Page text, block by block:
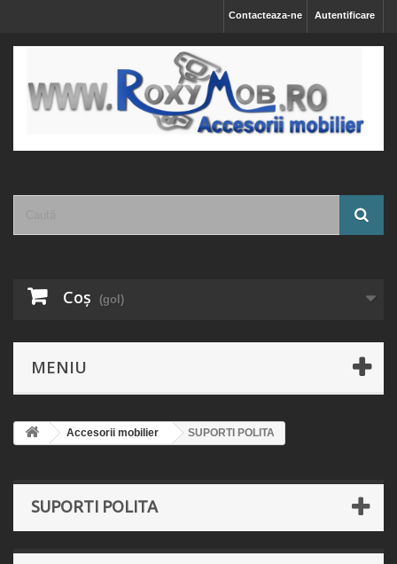
Autentificare
Contacteaza-ne
Coş (gol)
MENIU
Accesorii mobilier SUPORTI POLITA
SUPORTI POLITA